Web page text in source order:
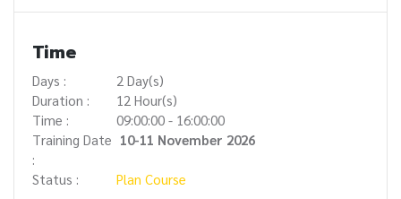
Time
Days :
2 Day(s)
Duration :
12 Hour(s)
Time :
09:00:00 - 16:00:00
Training Date
:
10-11 November 2026
Status : Plan Course